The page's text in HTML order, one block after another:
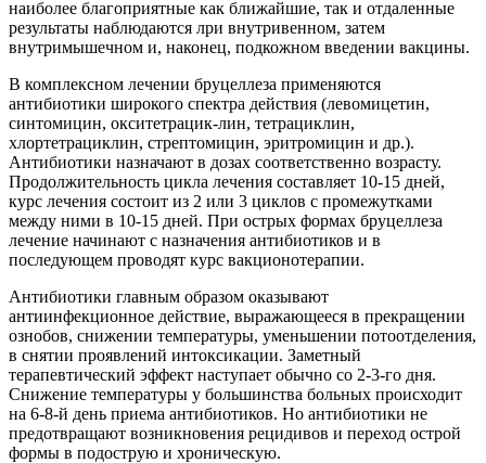
наиболее благоприятные как ближайшие, так и отдаленные
результаты наблюдаются лри внутривенном, затем
внутримышечном и, наконец, подкожном введении вакцины.
В комплексном лечении бруцеллеза применяются
антибиотики широкого спектра действия (левомицетин,
синтомицин, окситетрацик-лин, тетрациклин,
хлортетрациклин, стрептомицин, эритромицин и др.).
Антибиотики назначают в дозах соответственно возрасту.
Продолжительность цикла лечения составляет 10-15 дней,
курс лечения состоит из 2 или 3 циклов с промежутками
между ними в 10-15 дней. При острых формах бруцеллеза
лечение начинают с назначения антибиотиков и в
последующем проводят курс вакционотерапии.
Антибиотики главным образом оказывают
антиинфекционное действие, выражающееся в прекращении
ознобов, снижении температуры, уменьшении потоотделения,
в снятии проявлений интоксикации. Заметный
терапевтический эффект наступает обычно со 2-3-го дня.
Снижение температуры у большинства больных происходит
на 6-8-й день приема антибиотиков. Но антибиотики не
предотвращают возникновения рецидивов и переход острой
формы в подострую и хроническую.